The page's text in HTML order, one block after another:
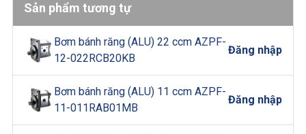
Sản phẩm tương tự
Bơm bánh răng (ALU) 22 ccm AZPF-
12-022RCB20KB
Đăng nhập
Bơm bánh răng (ALU) 11 ccm AZPF-
11-011RAB01MB
Đăng nhập